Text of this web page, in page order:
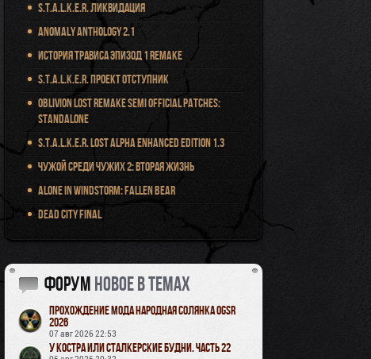
S.T.A.L.K.E.R. Ликвидация
Anomaly Anthology 2.1
История Трависа Эпизод 1 Remake
S.T.A.L.K.E.R. Проект Отступник
Oblivion Lost Remake Semi Official Patches:
Standalone
S.T.A.L.K.E.R. Lost Alpha Enhanced Edition 1.3
Чужой среди чужих 2: Вторая жизнь
Alone in Windstorm: Fallen Bear
Dead City Final
Форум новое в темах
Прохождение мода Народная Солянка OGSR
2026
07 авг 2026 22:53
У Костра или Сталкерские будни. Часть 22